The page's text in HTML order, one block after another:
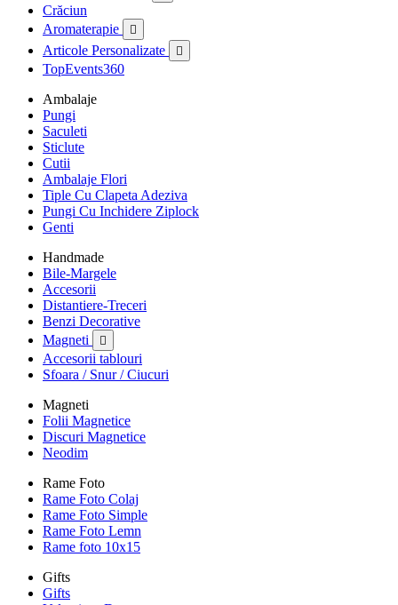
Crăciun
Aromaterapie

Articole Personalizate 
TopEvents360
Ambalaje
Pungi
Saculeti
Sticlute
Cutii
Ambalaje Flori
Tiple Cu Clapeta Adeziva
Pungi Cu Inchidere Ziplock
Genti
Handmade
Bile-Margele
Accesorii
Distantiere-Treceri
Benzi Decorative
Magneti

Accesorii tablouri
Sfoara / Snur / Ciucuri
Magneti
Folii Magnetice
Discuri Magnetice
Neodim
Rame Foto
Rame Foto Colaj
Rame Foto Simple
Rame Foto Lemn
Rame foto 10x15
Gifts
Gifts